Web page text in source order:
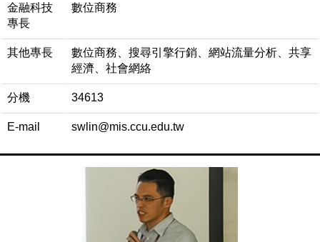
金融科技
專長
數位商務
其他專長
數位商務、搜尋引擎行銷、網站流量分析、共享
經濟、社會網絡
分機 34613
E-mail swlin@mis.ccu.edu.tw